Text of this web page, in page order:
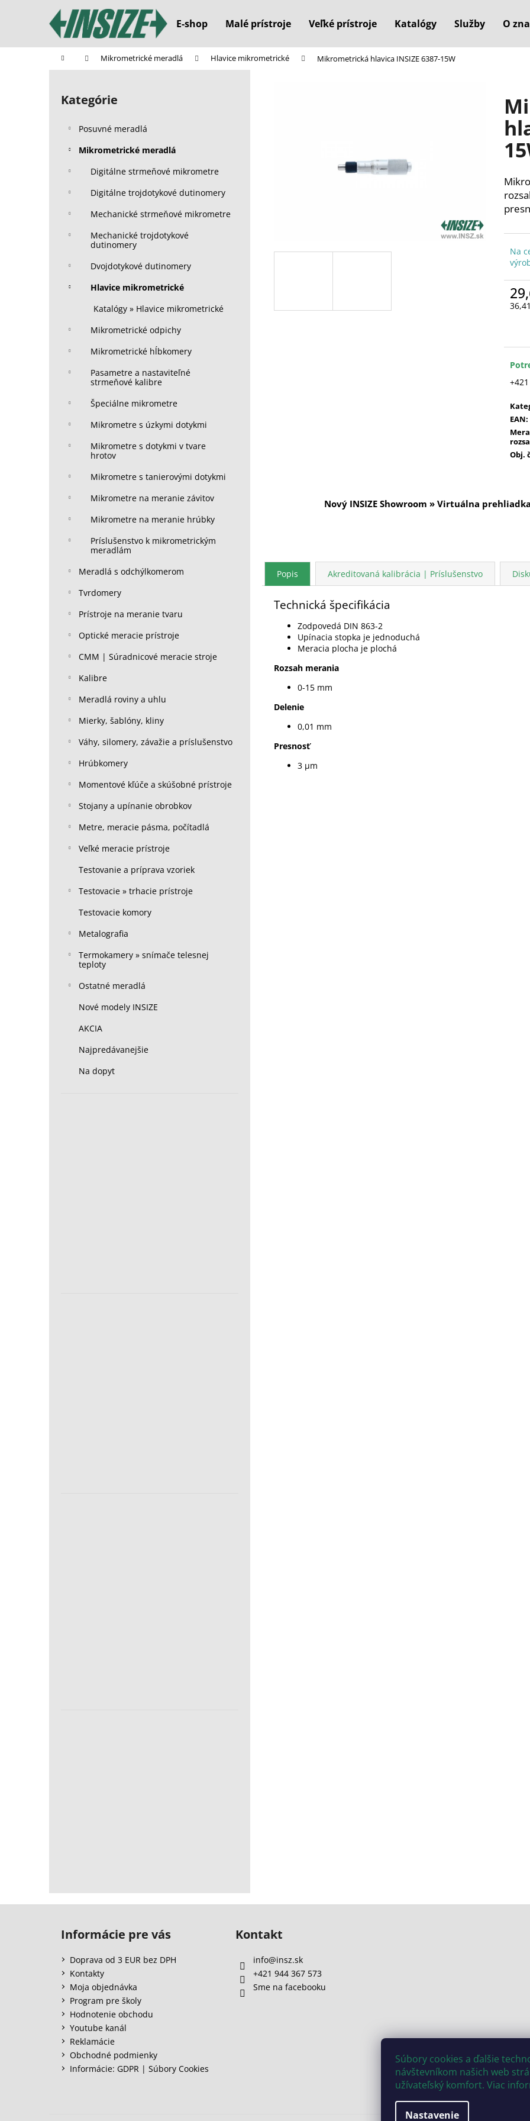
Súbory cookies a ďalšie
návštevníkom našich web
užívateľský komfort. Viac
Nastavenie
E-shop Malé prístroje Veľké prístroje Katalógy Služby O
Domov Mikrometrické meradlá Hlavice mikrometrické Mikrometrická hlavica INSIZE 6387-15W
B
Preskočiť
kategórie
Kategórie
Posuvné meradlá
Mikrometrické meradlá
Digitálne strmeňové mikrometre
Digitálne trojdotykové dutinomery
Mechanické strmeňové mikrometre
Mechanické trojdotykové
dutinomery
Dvojdotykové dutinomery
Hlavice mikrometrické
Katalógy » Hlavice mikrometrické
Mikrometrické odpichy
Mikrometrické hĺbkomery
Pasametre a nastaviteľné
strmeňové kalibre
Špeciálne mikrometre
Mikrometre s úzkymi dotykmi
Mikrometre s dotykmi v tvare
hrotov
Mikrometre s tanierovými dotykmi
Mikrometre na meranie závitov
Mikrometre na meranie hrúbky
Príslušenstvo k mikrometrickým
meradlám
Meradlá s odchýlkomerom
Tvrdomery
Prístroje na meranie tvaru
Optické meracie prístroje
CMM | Súradnicové meracie stroje
Kalibre
Meradlá roviny a uhlu
Mierky, šablóny, kliny
Váhy, silomery, závažie a príslušenstvo
Hrúbkomery
Momentové kľúče a skúšobné prístroje
Stojany a upínanie obrobkov
Metre, meracie pásma, počítadlá
Veľké meracie prístroje
Testovanie a príprava vzoriek
Testovacie » trhacie prístroje
Testovacie komory
Metalografia
Termokamery » snímače telesnej
teploty
Ostatné meradlá
Nové modely INSIZE
AKCIA
Najpredávanejšie
Na dopyt
Na
EAN:
Obj.
Nový INSIZE Showroom » Virtuálna
Popis Akreditovaná kalibrácia | Príslušenstvo
Technická špecifikácia
Zodpovedá DIN 863-2
Upínacia stopka je jednoduchá
Meracia plocha je plochá
Rozsah merania
0-15 mm
Delenie
0,01 mm
Presnosť
3 µm
í
Späť
do
Späť
do
Čo potrebujete nájsť?
Odporúčame
Informácie pre vás
Doprava od 3 EUR bez DPH
Kontakty
Moja objednávka
Program pre školy
Hodnotenie obchodu
Youtube kanál
Reklamácie
Obchodné podmienky
Informácie: GDPR | Súbory Cookies
Kontakt
info@insz.sk
+421 944 367 573
Sme na facebooku